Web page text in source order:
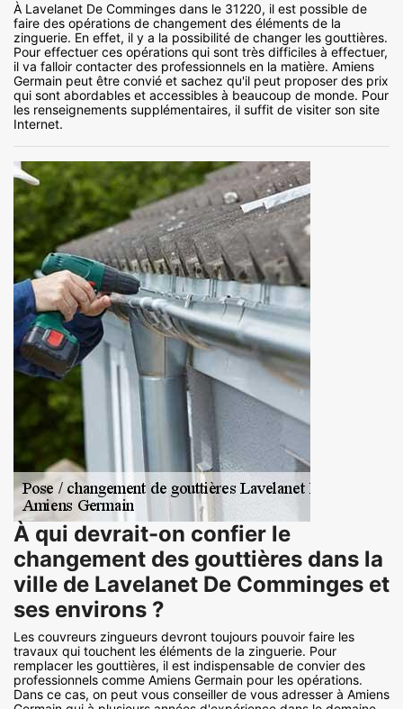
À Lavelanet De Comminges dans le 31220, il est possible de
faire des opérations de changement des éléments de la
zinguerie. En effet, il y a la possibilité de changer les gouttières.
Pour effectuer ces opérations qui sont très difficiles à effectuer,
il va falloir contacter des professionnels en la matière. Amiens
Germain peut être convié et sachez qu'il peut proposer des prix
qui sont abordables et accessibles à beaucoup de monde. Pour
les renseignements supplémentaires, il suffit de visiter son site
Internet.
À qui devrait-on confier le
changement des gouttières dans la
ville de Lavelanet De Comminges et
ses environs ?
Les couvreurs zingueurs devront toujours pouvoir faire les
travaux qui touchent les éléments de la zinguerie. Pour
remplacer les gouttières, il est indispensable de convier des
professionnels comme Amiens Germain pour les opérations.
Dans ce cas, on peut vous conseiller de vous adresser à Amiens